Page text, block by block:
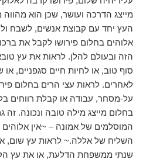
מייצג הדרכה ועושר, שכן הוא
העץ יחד עם קבוצת אנשים, לשבח
אלוהים בחלום פירושו לקבל את
הזה ובעולם להלן. לראות את עץ
סוף טוב, או לחיות חיים סגפניים, או
לאחרים. לראות עצי הרים בחלום
על-מסחר, עבודה או קבלת רווחים
בחלום מייצג מילה טובה ונכונה. זה
המוסלמים של אמונה – ~אין
השליח של אללה.~ לראות עץ שום,